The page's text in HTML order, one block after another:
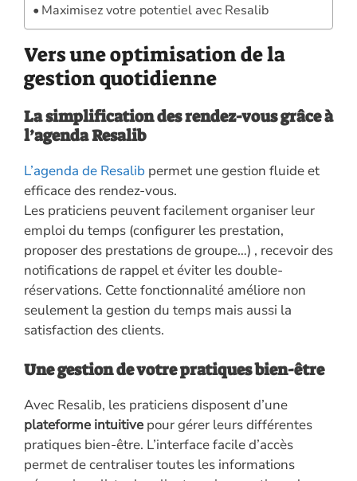
Maximisez votre potentiel avec Resalib
Vers une optimisation de la
gestion quotidienne
La simplification des rendez-vous grâce à
l’agenda Resalib
L’agenda de Resalib permet une gestion fluide et
efficace des rendez-vous.
Les praticiens peuvent facilement organiser leur
emploi du temps (configurer les prestation,
proposer des prestations de groupe…) , recevoir des
notifications de rappel et éviter les double-
réservations. Cette fonctionnalité améliore non
seulement la gestion du temps mais aussi la
satisfaction des clients.
Une gestion de votre pratiques bien-être
Avec Resalib, les praticiens disposent d’une
plateforme intuitive pour gérer leurs différentes
pratiques bien-être. L’interface facile d’accès
permet de centraliser toutes les informations